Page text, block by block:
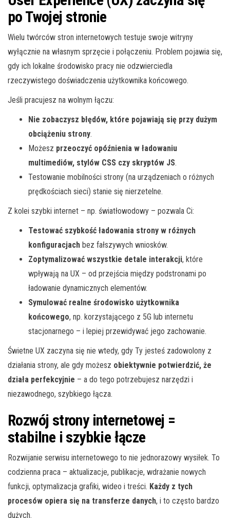
po Twojej stronie
Wielu twórców stron internetowych testuje swoje witryny
wyłącznie na własnym sprzęcie i połączeniu. Problem pojawia się,
gdy ich lokalne środowisko pracy nie odzwierciedla
rzeczywistego doświadczenia użytkownika końcowego.
Jeśli pracujesz na wolnym łączu:
Nie zobaczysz błędów, które pojawiają się przy dużym
obciążeniu strony.
Możesz przeoczyć opóźnienia w ładowaniu
multimediów, stylów CSS czy skryptów JS.
Testowanie mobilności strony (na urządzeniach o różnych
prędkościach sieci) stanie się nierzetelne.
Z kolei szybki internet – np. światłowodowy – pozwala Ci:
Testować szybkość ładowania strony w różnych
konfiguracjach bez fałszywych wniosków.
Zoptymalizować wszystkie detale interakcji, które
wpływają na UX – od przejścia między podstronami po
ładowanie dynamicznych elementów.
Symulować realne środowisko użytkownika
końcowego, np. korzystającego z 5G lub internetu
stacjonarnego – i lepiej przewidywać jego zachowanie.
Świetne UX zaczyna się nie wtedy, gdy Ty jesteś zadowolony z
działania strony, ale gdy możesz obiektywnie potwierdzić, że
działa perfekcyjnie – a do tego potrzebujesz narzędzi i
niezawodnego, szybkiego łącza.
Rozwój strony internetowej =
stabilne i szybkie łącze
Rozwijanie serwisu internetowego to nie jednorazowy wysiłek. To
codzienna praca – aktualizacje, publikacje, wdrażanie nowych
funkcji, optymalizacja grafiki, wideo i treści. Każdy z tych
procesów opiera się na transferze danych, i to często bardzo
dużych.